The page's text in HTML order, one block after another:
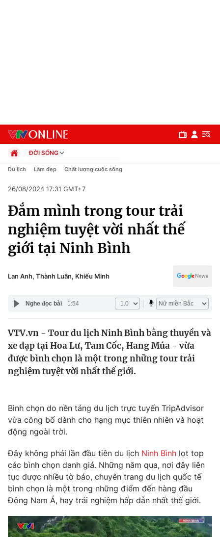
Chuyên mục
Chính trị
Xã hội
Pháp luật
Y tế
Thế giới
Tin tức
Thế giới đó đây
Kinh tế
Thị trường
Góc doanh nghiệp
Truyền hình
Hậu trường
Nhân vật
Khán giả
Giải sao mai
Giải trí
Điện ảnh
Âm nhạc
Đời sống
Du lịch
Làm đẹp
Giáo dục
Tuyển sinh
ĐỜI SỐNG
Chính trị
Pháp luật
Kinh tế
Thể thao
Truyền hình
Văn hóa - Giải trí
Y tế
Công nghệ
Du lịch Làm đẹp Chất lượng cuộc sống
26/08/2024 17:31 GMT+7
Đắm mình trong tour trải
nghiệm tuyệt vời nhất thế
giới tại Ninh Bình
Lan Anh, Thành Luân, Khiếu Minh
Nghe đọc bài 1:54
VTV.vn - Tour du lịch Ninh Bình bằng thuyền và
xe đạp tại Hoa Lư, Tam Cốc, Hang Múa - vừa
được bình chọn là một trong những tour trải
nghiệm tuyệt vời nhất thế giới.
Bình chọn do nền tảng du lịch trực tuyến TripAdvisor
vừa công bố dành cho hạng mục thiên nhiên và hoạt
động ngoài trời.
Đây không phải lần đầu tiên du lịch Ninh Bình lọt top
các bình chọn danh giá. Những năm qua, nơi đây liên
tục được nhiều tờ báo, chuyên trang du lịch quốc tế
bình chọn là một trong những điểm đến hàng đầu
Đông Nam Á, hay trải nghiệm hấp dẫn nhất thế giới.